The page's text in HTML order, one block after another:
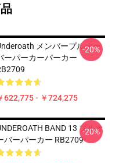
メンバープルオー
ーパーカーパーカー
622,775 - ￥724,275
-20%
BAND 13 プルオ
バーパーカー RB2709
-20%